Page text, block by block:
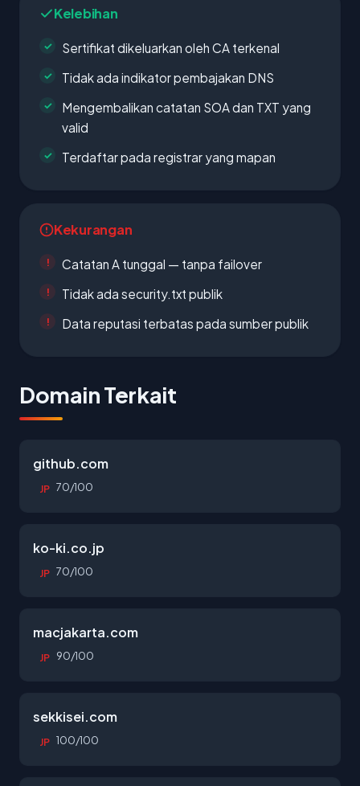
Kelebihan
Sertifikat dikeluarkan oleh CA terkenal
Tidak ada indikator pembajakan DNS
Mengembalikan catatan SOA dan TXT yang
valid
Terdaftar pada registrar yang mapan
Kekurangan
Catatan A tunggal — tanpa failover
Tidak ada security.txt publik
Data reputasi terbatas pada sumber publik
Domain Terkait
github.com
JP 70/100
ko-ki.co.jp
JP 70/100
macjakarta.com
JP 90/100
sekkisei.com
JP 100/100